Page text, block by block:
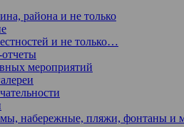
района и не только
и не только…
мероприятий
набережные, пляжи, фонтаны и